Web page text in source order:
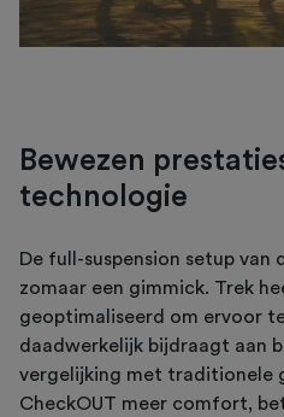
Bewezen
technologie
De full-suspension setup van
zomaar een gimmick. Trek
geoptimaliseerd om ervoor
daadwerkelijk bijdraagt aan
vergelijking met traditionele
CheckOUT meer comfort,